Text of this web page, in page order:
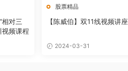
相对三
视频课程
股票精品
【陈威伯】双11线视频讲座
2024-03-31